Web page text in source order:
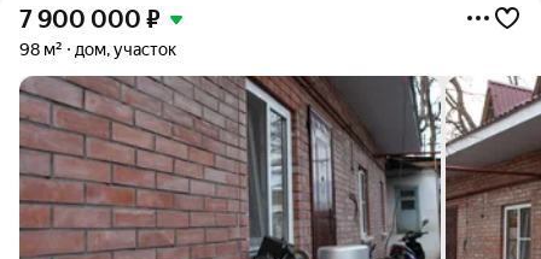
7 900 000 ₽
98 м² дом, участок